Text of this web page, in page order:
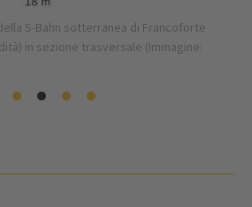
S-Bahn sotterranea di Francoforte
in sezione trasversale (Immagine: